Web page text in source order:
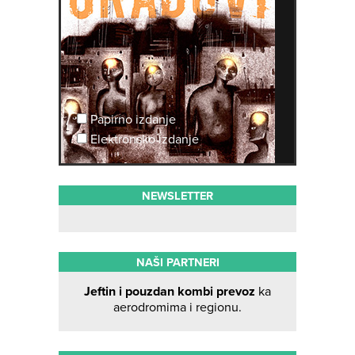
Papirno izdanje
Elektronsko izdanje
NEWSLETTER
NAŠI PARTNERI
Jeftin i pouzdan kombi prevoz ka
aerodromima i regionu.